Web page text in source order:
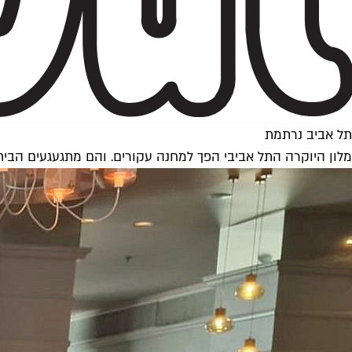
תל אביב נרתמת
מלון היוקרה התל אביבי הפך למחנה עקורים. והם מתגעגעים